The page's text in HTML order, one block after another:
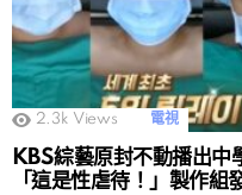
2.3k Views 電視
KBS綜藝原封不動播出中
「這是性虐待！」製作